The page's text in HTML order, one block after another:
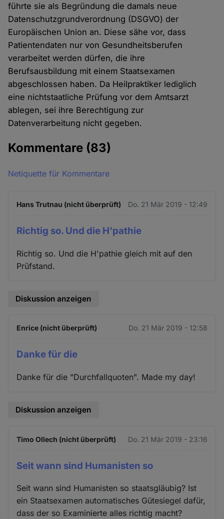
führte sie als Begründung die damals neue
Datenschutzgrundverordnung (DSGVO) der
Europäischen Union an. Diese sähe vor, dass
Patientendaten nur von Gesundheitsberufen
verarbeitet werden dürfen, die ihre
Berufsausbildung mit einem Staatsexamen
abgeschlossen haben. Da Heilpraktiker lediglich
eine nichtstaatliche Prüfung vor dem Amtsarzt
ablegen, sei ihre Berechtigung zur
Datenverarbeitung nicht gegeben.
Kommentare (83)
Netiquette für Kommentare
Hans Trutnau (nicht überprüft) Do. 21 Mär 2019 - 12:49
Richtig so. Und die H'pathie
Richtig so. Und die H'pathie gleich mit auf den
Prüfstand.
Diskussion anzeigen
Enrice (nicht überprüft) Do. 21 Mär 2019 - 12:58
Danke für die
Danke für die "Durchfallquoten". Made my day!
Diskussion anzeigen
Timo Ollech (nicht überprüft) Do. 21 Mär 2019 - 23:16
Seit wann sind Humanisten so
Seit wann sind Humanisten so staatsgläubig? Ist
ein Staatsexamen automatisches Gütesiegel dafür,
dass der so Examinierte alles richtig macht?